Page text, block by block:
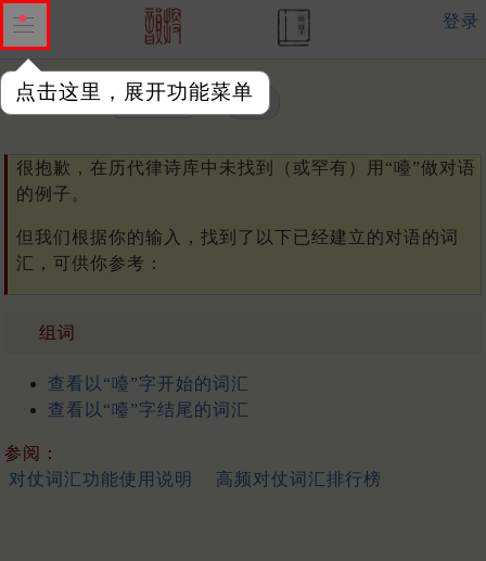
点击这里，展开功能菜单
登录
单字或词汇：
很抱歉，在历代律诗库中未找到（或罕有）用“㘆”做对语
的例子。
但我们根据你的输入，找到了以下已经建立的对语的词
汇，可供你参考：
组词
查看以“㘆”字开始的词汇
查看以“㘆”字结尾的词汇
参阅：
对仗词汇功能使用说明
高频对仗词汇排行榜